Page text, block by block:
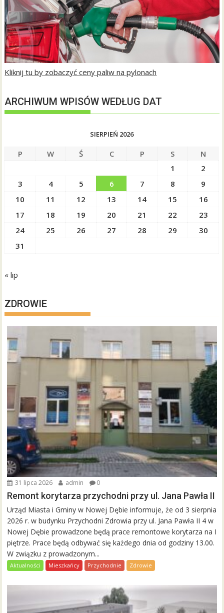
Kliknij tu by zobaczyć ceny paliw na pylonach
ARCHIWUM WPISÓW WEDŁUG DAT
SIERPIEŃ 2026
P W Ś C P S
N
1
2
3
4 5 6 7 8
9
10
11 12 13 14 15
16
17
18 19 20 21 22
23
24
25 26 27 28 29
30
31
« lip
ZDROWIE
31 lipca 2026 admin 0
Remont korytarza przychodni przy ul. Jana Pawła II
Urząd Miasta i Gminy w Nowej Dębie informuje, że od 3 sierpnia
2026 r. w budynku Przychodni Zdrowia przy ul. Jana Pawła II 4 w
Nowej Dębie prowadzone będą prace remontowe korytarza na I
piętrze. Prace będą odbywać się każdego dnia od godziny 13.00.
W związku z prowadzonym...
Aktualności Mieszkańcy Przychodnie Zdrowie